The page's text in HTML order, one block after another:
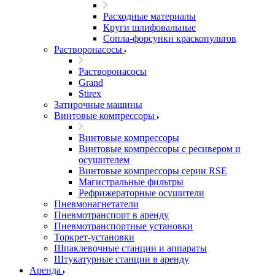
Расходные материалы
Круги шлифовальные
Сопла-форсунки краскопультов
Растворонасосы
Растворонасосы
Grand
Stirex
Затирочные машины
Винтовые компрессоры
Винтовые компрессоры
Винтовые компрессоры с ресивером и
осушителем
Винтовые компрессоры серии RSE
Магистральные фильтры
Рефрижераторные осушители
Пневмонагнетатели
Пневмотранспорт в аренду
Пневмотранспортные установки
Торкрет-установки
Шпаклевочные станции и аппараты
Штукатурные станции в аренду
Аренда